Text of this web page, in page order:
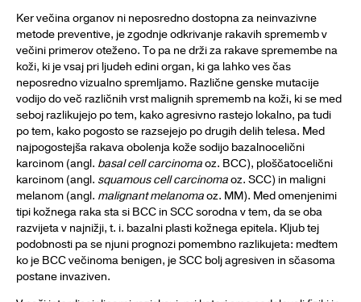
Ker večina organov ni neposredno dostopna za neinvazivne
metode preventive, je zgodnje odkrivanje rakavih sprememb v
večini primerov oteženo. To pa ne drži za rakave spremembe na
koži, ki je vsaj pri ljudeh edini organ, ki ga lahko ves čas
neposredno vizualno spremljamo. Različne genske mutacije
vodijo do več različnih vrst malignih sprememb na koži, ki se med
seboj razlikujejo po tem, kako agresivno rastejo lokalno, pa tudi
po tem, kako pogosto se razsejejo po drugih delih telesa. Med
najpogostejša rakava obolenja kože sodijo bazalnocelični
karcinom (angl. basal cell carcinomaoz. BCC), ploščatocelični
karcinom (angl. squamous cell carcinomaoz. SCC) in maligni
melanom (angl. malignant melanomaoz. MM). Med omenjenimi
tipi kožnega raka sta si BCC in SCC sorodna v tem, da se oba
razvijeta v najnižji, t. i. bazalni plasti kožnega epitela. Kljub tej
podobnosti pa se njuni prognozi pomembno razlikujeta: medtem
ko je BCC večinoma benigen, je SCC bolj agresiven in sčasoma
postane invaziven.